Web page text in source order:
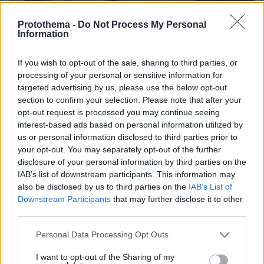
Protothema - Do Not Process My Personal
Information
If you wish to opt-out of the sale, sharing to third parties, or
processing of your personal or sensitive information for
targeted advertising by us, please use the below opt-out
section to confirm your selection. Please note that after your
opt-out request is processed you may continue seeing
interest-based ads based on personal information utilized by
us or personal information disclosed to third parties prior to
your opt-out. You may separately opt-out of the further
disclosure of your personal information by third parties on the
IAB’s list of downstream participants. This information may
also be disclosed by us to third parties on the IAB’s List of
Downstream Participants that may further disclose it to other
Please note that this website/app uses one or more Google
not limited to your visit or usage behaviour. You may click to
Personal Data Processing Opt Outs
I want to opt-out of the Sharing of my
Ελλάδα που γερνάει: Τα... δύο ταψιά μεσημεριανό,
τα επιδόματα, η καθημερινότητά τους
07.08.2026, 15:59
Νέες καταγγελίες στην Ελπίδα για τη
Δημοκρατία: Γρατσία, Γαλανός,
Καρυστιανού και αυλικοί το
μετέτρεψαν σε φοβικό αρχηγικό
κόμμα
07.08.2026, 19:33 63
επιχειρεί να ρίξει φως στα αίτια του